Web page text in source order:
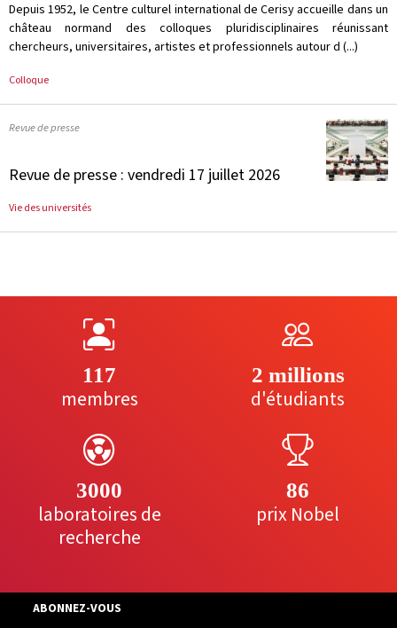
Depuis 1952, le Centre culturel international de Cerisy accueille dans un
château normand des colloques pluridisciplinaires réunissant
chercheurs, universitaires, artistes et professionnels autour d (...)
Colloque
Revue de presse
Revue de presse : vendredi 17 juillet 2026
Vie des universités
117
membres
2 millions
d'étudiants
3000
laboratoires de
recherche
86
prix Nobel
ABONNEZ-VOUS